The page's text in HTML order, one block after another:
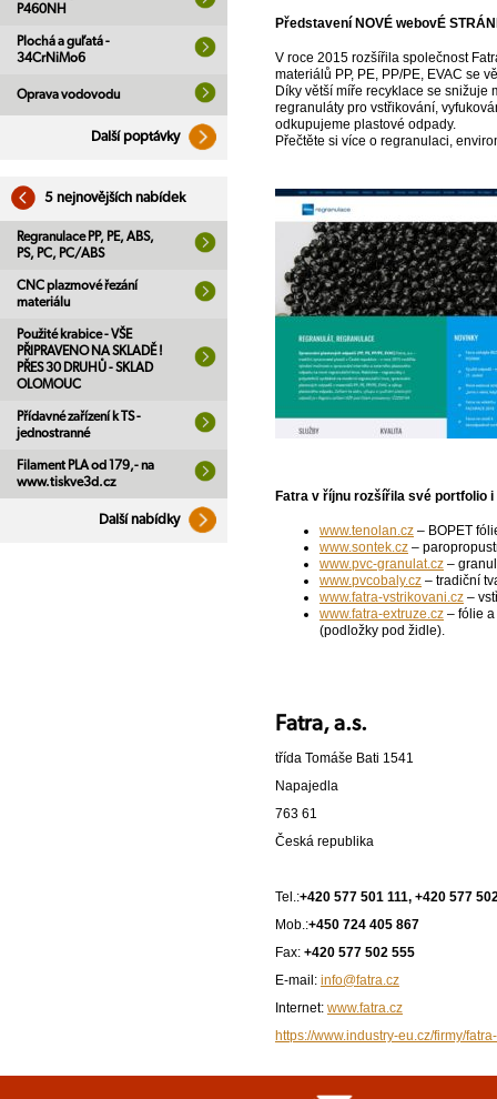
P460NH
Plochá a guľatá -
34CrNiMo6
Oprava vodovodu
Další poptávky
5 nejnovějších nabídek
Regranulace PP, PE, ABS,
PS, PC, PC/ABS
CNC plazmové řezání
materiálu
Použité krabice - VŠE
PŘIPRAVENO NA SKLADĚ !
PŘES 30 DRUHŮ - SKLAD
OLOMOUC
Přídavné zařízení k TS -
jednostranné
Filament PLA od 179,- na
www.tiskve3d.cz
Další nabídky
Představení NOVÉ webovÉ
V roce 2015 rozšířila společnost
materiálů PP, PE, PP/PE, EVAC se
Díky větší míře recyklace se
regranuláty pro vstřikování,
odkupujeme plastové odpady.
Přečtěte si více o regranulaci,
Fatra v říjnu rozšířila své portfolio
www.tenolan.cz – BOPET
www.sontek.cz –
www.pvc-granulat.cz –
www.pvcobaly.cz – tradiční
www.fatra-vstrikovani.cz –
www.fatra-extruze.cz – fólie
(podložky pod židle).
Fatra, a.s.
třída Tomáše Bati 1541
Napajedla
763 61
Česká republika
Tel.:+420 577 501 111, +420 577
Mob.:+450 724 405 867
Fax: +420 577 502 555
E-mail: info@fatra.cz
Internet: www.fatra.cz
https://www.industry-eu.cz/firmy/